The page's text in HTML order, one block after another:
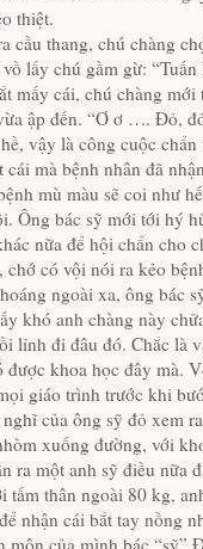
thiệt.
cầu thang, chú chàng
lấy chú gầm gừ: “Tuấn
mấy cái, chú chàng
ập đến. “Ơ ơ …. Đỏ,
vậy là công cuộc
cái mà bệnh nhân đã
mù màu sẽ coi như
Ông bác sỹ mới tới hý
nữa để hội chẩn cho
chớ có vội nói ra kẻo
ngoài xa, ông bác
khó anh chàng này
lỉnh đi đâu đó. Chắc là
được khoa học đây mà.
giáo trình trước khi
nghĩ của ông sỹ đỏ xem
xuống đường, với
ra một anh sỹ điều nữa
tấm thân ngoài 80 kg,
nhận cái bắt tay nồng